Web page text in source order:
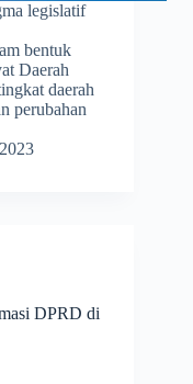
legislatif
bentuk
Daerah
daerah
perubahan
DPRD di